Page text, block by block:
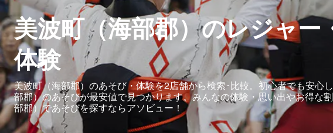
美波町（海部郡）のレジャー
体験
美波町（海部郡）のあそび・体験を2店舗から検索･比較。初心者でも安心
部郡）のあそびが最安値で見つかります。みんなの体験・思い出やお得な
部郡）であそびを探すならアソビュー！